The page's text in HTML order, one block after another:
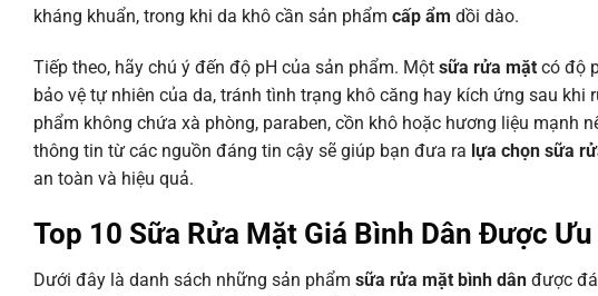
kháng khuẩn, trong khi da khô cần sản phẩm cấp ẩm dồi dào.
Tiếp theo, hãy chú ý đến độ pH của sản phẩm. Một sữa rửa mặt có độ
bảo vệ tự nhiên của da, tránh tình trạng khô căng hay kích ứng sau
phẩm không chứa xà phòng, paraben, cồn khô hoặc hương liệu mạnh
thông tin từ các nguồn đáng tin cậy sẽ giúp bạn đưa ra lựa chọn sữa
an toàn và hiệu quả.
Top 10 Sữa Rửa Mặt Giá Bình Dân Được
Dưới đây là danh sách những sản phẩm sữa rửa mặt bình dân được